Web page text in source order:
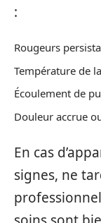
:
Rougeurs
Température de
Écoulement de
Douleur accrue
En cas
signes, ne